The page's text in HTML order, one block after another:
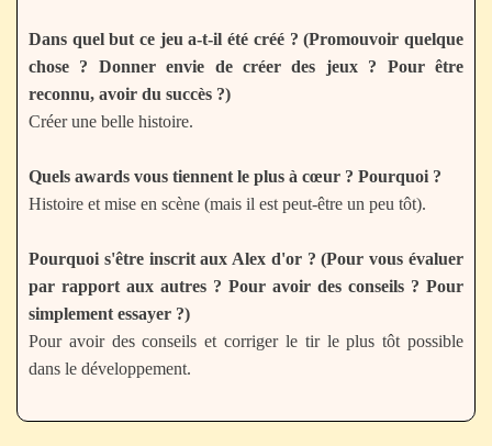
Dans quel but ce jeu a-t-il été créé ? (Promouvoir quelque
chose ? Donner envie de créer des jeux ? Pour être
reconnu, avoir du succès ?)
Créer une belle histoire.
Quels awards vous tiennent le plus à cœur ? Pourquoi ?
Histoire et mise en scène (mais il est peut-être un peu tôt).
Pourquoi s'être inscrit aux Alex d'or ? (Pour vous évaluer
par rapport aux autres ? Pour avoir des conseils ? Pour
simplement essayer ?)
Pour avoir des conseils et corriger le tir le plus tôt possible
dans le développement.